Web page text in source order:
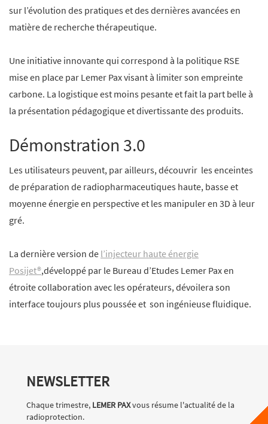
sur l’évolution des pratiques et des dernières avancées en
matière de recherche thérapeutique.
Une initiative innovante qui correspond à la politique RSE
mise en place par Lemer Pax visant à limiter son empreinte
carbone. La logistique est moins pesante et fait la part belle à
la présentation pédagogique et divertissante des produits.
Démonstration 3.0
Les utilisateurs peuvent, par ailleurs, découvrir les enceintes
de préparation de radiopharmaceutiques haute, basse et
moyenne énergie en perspective et les manipuler en 3D à leur
gré.
La dernière version de l’injecteur haute énergie
Posijet®,développé par le Bureau d’Etudes Lemer Pax en
étroite collaboration avec les opérateurs, dévoilera son
interface toujours plus poussée et son ingénieuse fluidique.
NEWSLETTER
Chaque trimestre, LEMER PAXvous résume l'actualité de la
radioprotection.